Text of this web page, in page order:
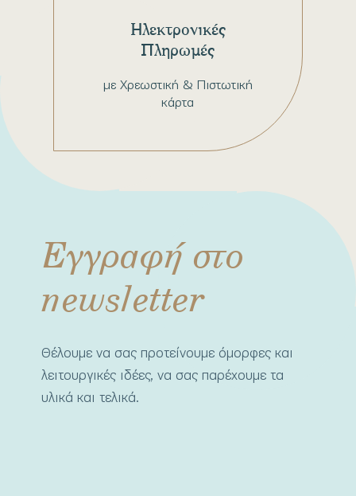
με Χρεωστική & Πιστωτική
κάρτα
Ηλεκτρονικές
Πληρωμές
Εγγραφή στο
newsletter
Θέλουμε να σας προτείνουμε όμορφες και
λειτουργικές ιδέες, να σας παρέχουμε τα
υλικά και τελικά.